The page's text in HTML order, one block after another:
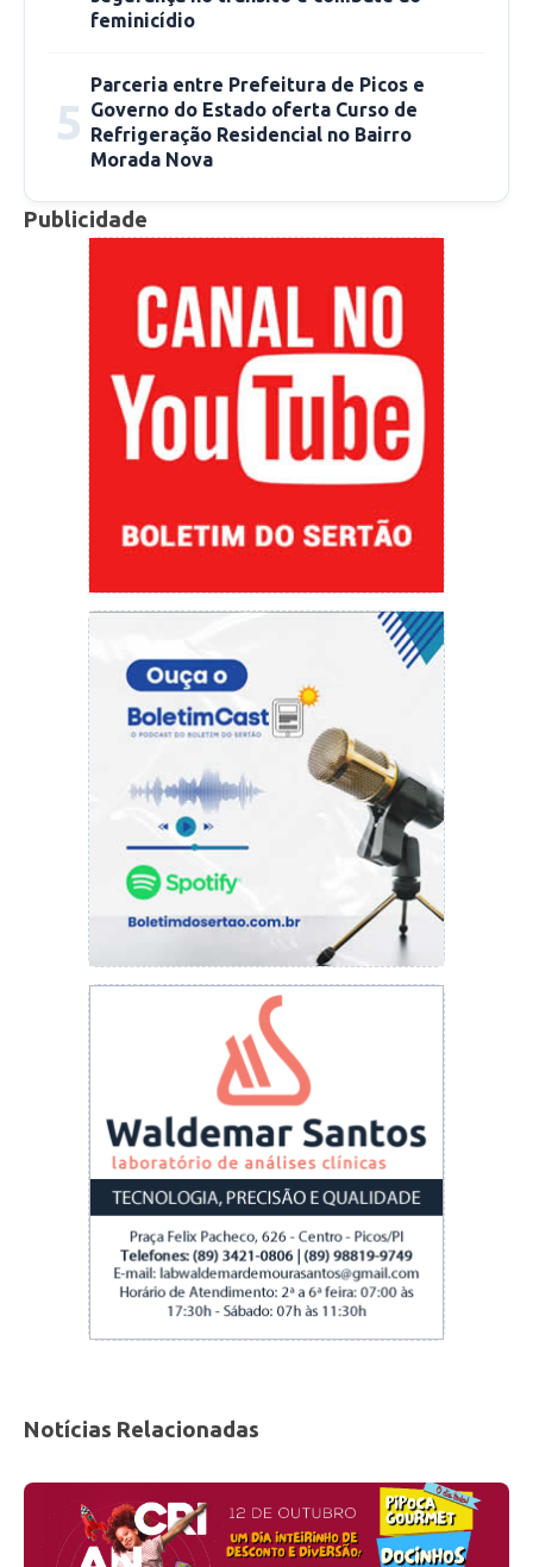
nesta quarta, dia 15!
Siga a Master Frios no Instagram
@masterfriospi
Fonte: ascom
feminicídio
5
Parceria entre Prefeitura de Picos e
Governo do Estado oferta Curso de
Refrigeração Residencial no Bairro
Morada Nova
Publicidade
Notícias Relacionadas